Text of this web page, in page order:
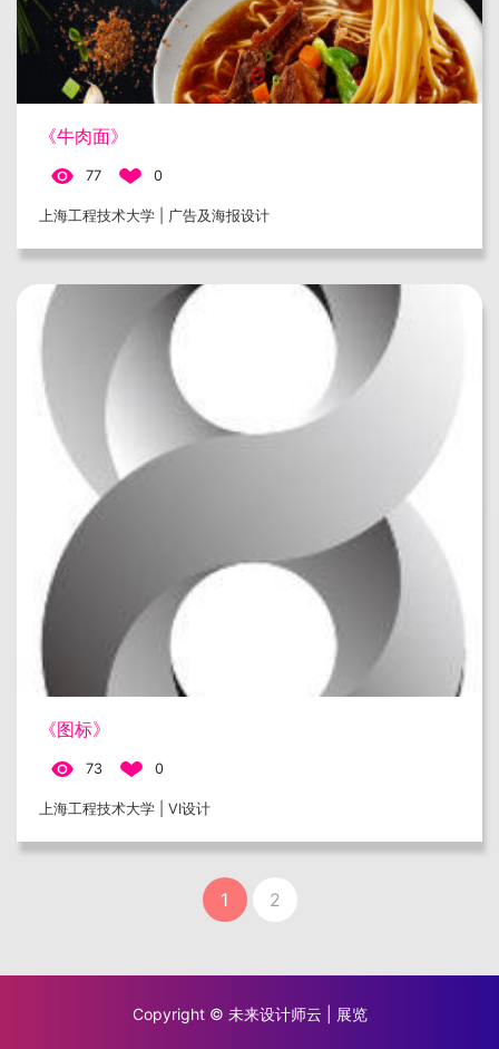
《牛肉面》
77 0
上海工程技术大学 | 广告及海报设计
《图标》
73 0
上海工程技术大学 | VI设计
1 2
Copyright © 未来设计师云 | 展览